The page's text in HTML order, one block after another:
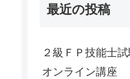
最近の投稿
２級ＦＰ技能士
オンライン講座